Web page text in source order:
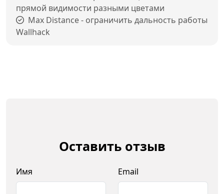
прямой видимости разными цветами
Max Distance - ограничить дальность работы
Wallhack
Оставить отзыв
Имя Email